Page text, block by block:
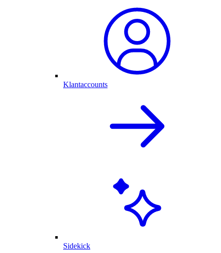
Klantaccounts
Sidekick